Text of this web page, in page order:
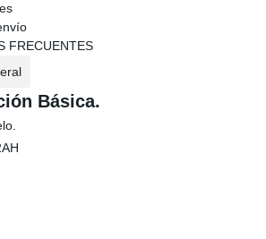
FRECUENTES
Básica.